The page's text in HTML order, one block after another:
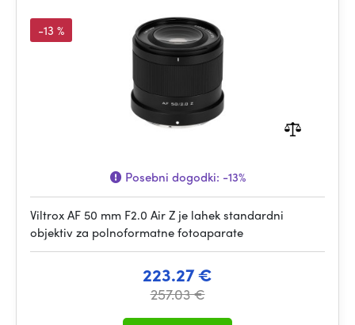
-13 %
Posebni dogodki: -13%
Viltrox AF 50 mm F2.0 Air Z je lahek standardni
objektiv za polnoformatne fotoaparate
223.27 €
257.03 €